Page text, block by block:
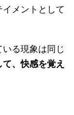
メントとして
る現象は同じ
、快感を覚え